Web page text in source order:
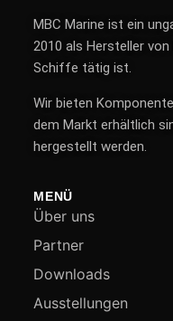
MBC Marine ist ein
2010 als Hersteller
Schiffe tätig ist.
Wir bieten
dem Markt erhältlich
hergestellt werden.
MENÜ
Über uns
Partner
Downloads
Ausstellungen